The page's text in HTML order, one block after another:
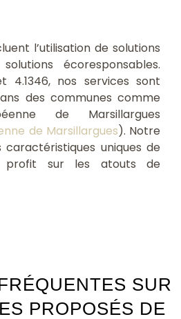
l’utilisation de solutions
écoresponsables.
4.1346, nos services sont
des communes comme
de Marsillargues
de Marsillargues). Notre
uniques de
sur les atouts de
SUR
PROPOSÉS DE